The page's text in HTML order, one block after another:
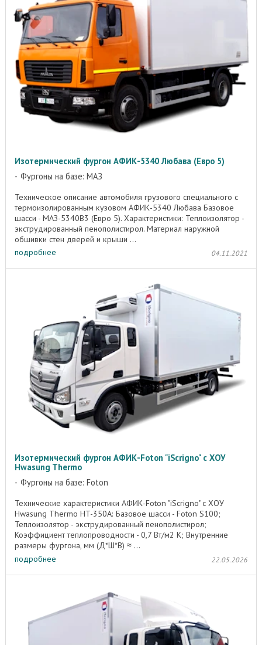
Изотермический фургон АФИК-5340 Любава (Евро 5)
Фургоны на базе: МАЗ
Техническое описание автомобиля грузового специального с
термоизолированным кузовом АФИК-5340 Любава Базовое
шасси - МАЗ-5340B3 (Евро 5). Характеристики: Теплоизолятор -
экструдированный пенополистирол. Материал наружной
обшивки стен дверей и крыши ...
подробнее
04.11.2021
Изотермический фургон АФИК-Foton "iScrigno" с ХОУ
Hwasung Thermo
Фургоны на базе: Foton
Технические характеристики АФИК-Foton "iScrigno" c ХОУ
Hwasung Thermo HT-350А: Базовое шасси - Foton S100;
Теплоизолятор - экструдированный пенополистирол;
Коэффициент теплопроводности - 0,7 Вт/м2 K; Внутренние
размеры фургона, мм (Д*Ш*В) ≈ ...
подробнее
22.05.2026